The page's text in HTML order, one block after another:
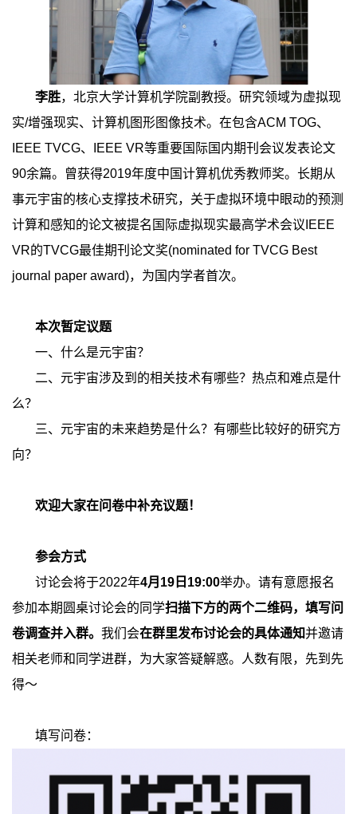
李胜，北京大学计算机学院副教授。研究领域为虚拟现
实/增强现实、计算机图形图像技术。在包含ACM TOG、
IEEE TVCG、 IEEE VR等重要国际国内期刊会议发表论文
90余篇。曾获得2019年度中国计算机优秀教师奖。长期从
事元宇宙的核心支撑技术研究，关于虚拟环境中眼动的预测
计算和感知的论文被提名国际虚拟现实最高学术会议 IEEE
VR的TVCG最佳期刊论文奖(nominated for TVCG Best
journal paper award)，为国内学者首次。
本次暂定议题
一、什么是元宇宙？
二、元宇宙涉及到的相关技术有哪些？热点和难点是什
么？
三、元宇宙的未来趋势是什么？有哪些比较好的研究方
向？
欢迎大家在问卷中补充议题！
参会方式
讨论会将于2022年4月 19日 19:00举办。请有意愿报名
参加本期圆桌讨论会的同学扫描下方的两个二维码，填写问
卷调查并入群。 我们会在群里发布讨论会的具体通知并邀请
相关老师和同学进群，为大家答疑解惑。人数有限，先到先
得～
填写问卷：